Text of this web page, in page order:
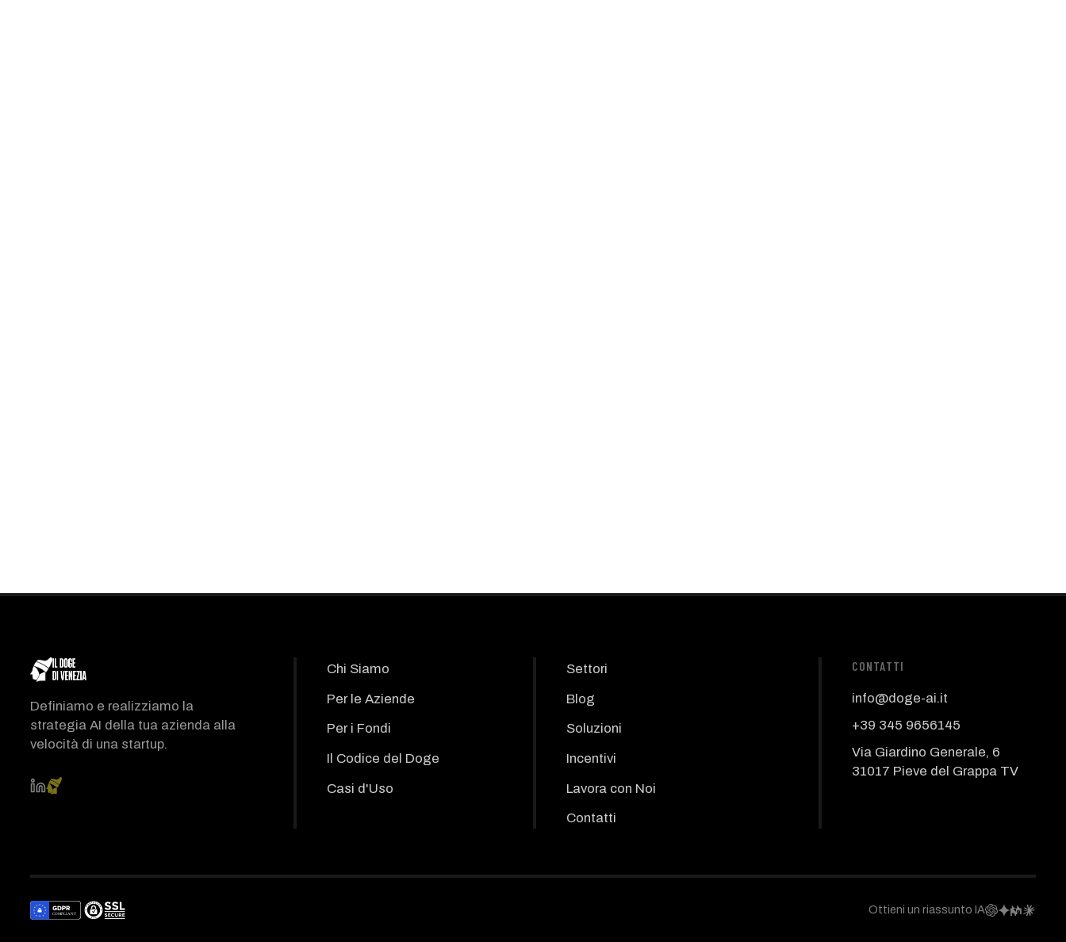
Definiamo e realizziamo la
strategia AI della tua azienda alla
velocità di una startup.
Chi Siamo
Per le Aziende
Per i Fondi
Il Codice del Doge
Casi d'Uso
Settori
Blog
Soluzioni
Incentivi
Lavora con Noi
Contatti
CONTATTI
info@doge-ai.it
+39 345 9656145
Via Giardino Generale, 6
31017 Pieve del Grappa TV
Ottieni un riassunto IA